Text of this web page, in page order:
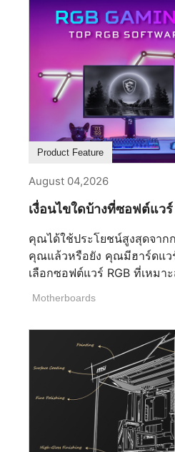
Product Feature
August 04,2026
เงื่อนไขใดบ้างที่ซอฟต์แว
คุณได้ใช้ประโยชน์สูงสุดจาก
คุณแล้วหรือยัง คุณมีฮาร์ดแว
เลือกซอฟต์แวร์ RGB ที่เหม
สามารถช่วยให้คุณใช้ประโย
MSI หลีกเลี่ยงความซับซ้อนใ
หรือแม้กระทั่งปรับปรุงประสิท
คอมพิวเตอร์เกม RGB ของ
ที่สุดควรช่วยเพิ่มประสบการ
อุปสรรค ทำให้การเลือกของคุณ
คือเงื่อนไขสำคัญ 5 ประการ
Motherboards